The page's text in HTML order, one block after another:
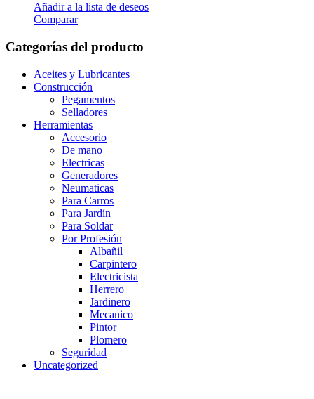
Añadir a la lista de deseos
Comparar
Categorías del producto
Aceites y Lubricantes
Construcción
Pegamentos
Selladores
Herramientas
Accesorio
De mano
Electricas
Generadores
Neumaticas
Para Carros
Para Jardín
Para Soldar
Por Profesión
Albañil
Carpintero
Electricista
Herrero
Jardinero
Mecanico
Pintor
Plomero
Seguridad
Uncategorized